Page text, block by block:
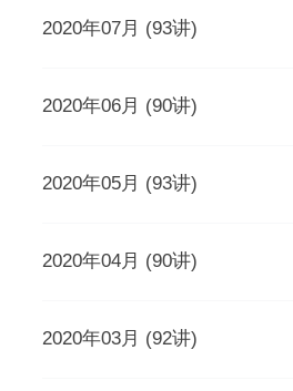
摆脱焦虑的3个方法
成长为高级工程师要扪心自问的
时长 05:10
时长 04:48
时长 05:53
度，三大主线”
如何产出规范、安全、高质量的
代码？
架构师能力模型（上）
架构师能力模型（下）
为什么需要数据仓库？
如何做一个懂产品的程序员？
给想进互联网大厂的程序员三条
2020年07月 (93讲)
新基建为什么需要区块链？
系统出现故障怎么办？
关于技术层面的4点研发经验
为React开发人员推荐8个测试工
2020年06月 (90讲)
成为高级数据架构师的三个必杀
时长 04:36
2020年05月 (93讲)
推荐8个强大的远程调试工具
每个程序员都曾犯过的经典错误
2020年04月 (90讲)
平台级To B产品的研发品控管理
2020年03月 (92讲)